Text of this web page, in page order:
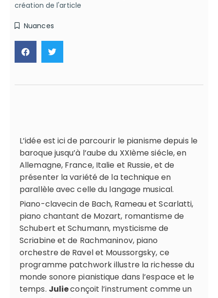
création de l'article
Nuances
L’idée est ici de parcourir le pianisme depuis le
baroque jusqu’à l’aube du XXIème siécle, en
Allemagne, France, Italie et Russie, et de
présenter la variété de la technique en
parallèle avec celle du langage musical.
Piano-clavecin de Bach, Rameau et Scarlatti,
piano chantant de Mozart, romantisme de
Schubert et Schumann, mysticisme de
Scriabine et de Rachmaninov, piano
orchestre de Ravel et Moussorgsky, ce
programme patchwork illustre la richesse du
monde sonore pianistique dans l’espace et le
temps. Julieconçoit l’instrument comme un